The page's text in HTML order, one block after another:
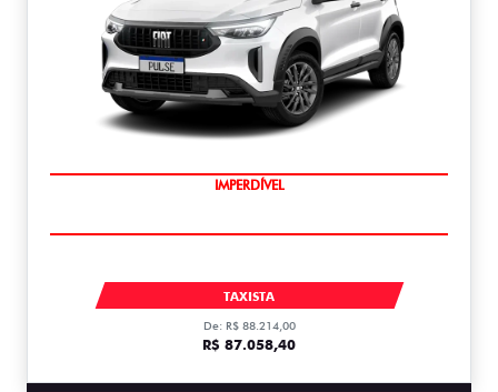
IMPERDÍVEL
TAXISTA
De: R$ 88.214,00
R$ 87.058,40